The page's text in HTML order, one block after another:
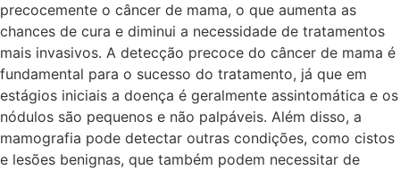
precocemente o câncer de mama, o que aumenta as
chances de cura e diminui a necessidade de tratamentos
mais invasivos. A detecção precoce do câncer de mama é
fundamental para o sucesso do tratamento, já que em
estágios iniciais a doença é geralmente assintomática e os
nódulos são pequenos e não palpáveis. Além disso, a
mamografia pode detectar outras condições, como cistos
e lesões benignas, que também podem necessitar de